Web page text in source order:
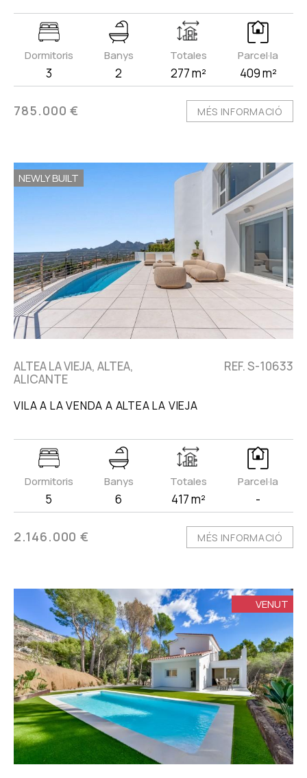
Dormitoris
3
Banys
2
Totales
277 m²
Parcel·la
409 m²
785.000 € MÉS INFORMACIÓ
NEWLY BUILT
ALTEA LA VIEJA, ALTEA,
ALICANTE
REF. S-10633
VILA A LA VENDA A ALTEA LA VIEJA
Dormitoris
5
Banys
6
Totales
417 m²
Parcel·la
-
2.146.000 € MÉS INFORMACIÓ
VENUT